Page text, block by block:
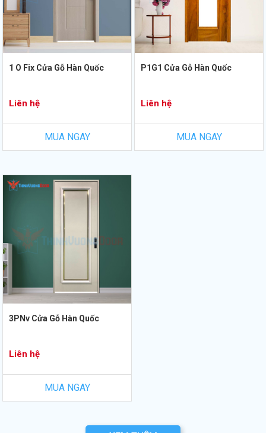
1 O Fix Cửa Gỗ Hàn Quốc
Liên hệ
MUA NGAY
P1G1 Cửa Gỗ Hàn Quốc
Liên hệ
MUA NGAY
3PNv Cửa Gỗ Hàn Quốc
Liên hệ
MUA NGAY